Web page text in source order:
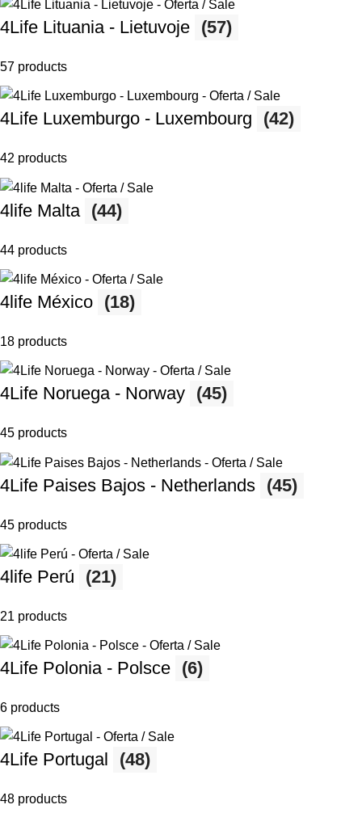
4Life Lituania - Lietuvoje (57)
57 products
4Life Luxemburgo - Luxembourg (42)
42 products
4life Malta (44)
44 products
4life México (18)
18 products
4Life Noruega - Norway (45)
45 products
4Life Paises Bajos - Netherlands (45)
45 products
4life Perú (21)
21 products
4Life Polonia - Polsce (6)
6 products
4Life Portugal (48)
48 products